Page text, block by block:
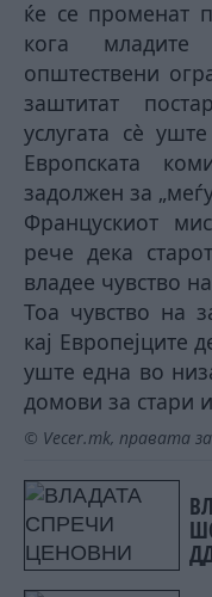
ќе се променат
кога
општествени
заштитат
услугата сè
Европската
задолжен за
Францускиот
рече дека
владее чувство
Тоа чувство на
кај Европејците
уште една во
домови за стари
© Vecer.mk, правата